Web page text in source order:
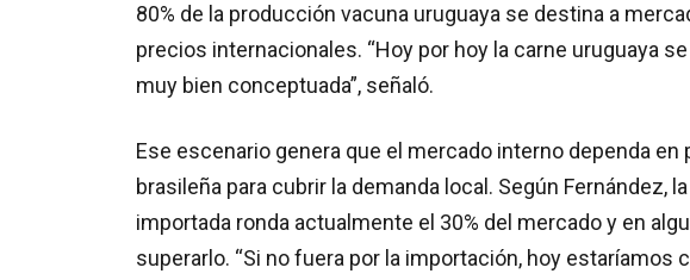
80% de la producción vacuna uruguaya se destina a
precios internacionales. “Hoy por hoy la carne uruguaya
muy bien conceptuada”, señaló.
Ese escenario genera que el mercado interno dependa
brasileña para cubrir la demanda local. Según Fernández,
importada ronda actualmente el 30% del mercado y en
superarlo. “Si no fuera por la importación, hoy estaríamos